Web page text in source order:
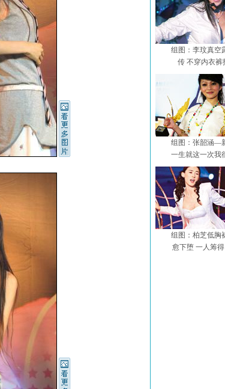
组图：李玟真空
传 不穿内衣裤
组图：张韶涵—
一生就这一次我
组图：柏芝低胸
愈下堕 一人筹得